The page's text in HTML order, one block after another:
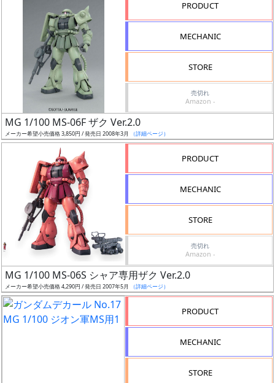
フ
リ
グ
レ
ー
ド
PRODUCT
MECHANIC
STORE
売切れ
Amazon -
MG 1/100 MS-06F ザク Ver.2.0
メーカー希望小売価格 3,850円 / 発売日 2008年3月 （詳細ページ）
PRODUCT
MECHANIC
STORE
売切れ
Amazon -
MG 1/100 MS-06S シャア専用ザク Ver.2.0
メーカー希望小売価格 4,290円 / 発売日 2007年5月 （詳細ページ）
PRODUCT
MECHANIC
STORE